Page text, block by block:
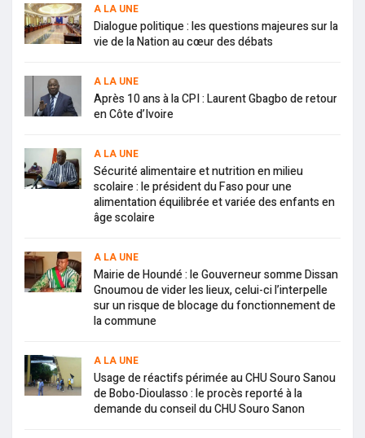
A LA UNE
Dialogue politique : les questions majeures sur la
vie de la Nation au cœur des débats
A LA UNE
Après 10 ans à la CPI : Laurent Gbagbo de retour
en Côte d’Ivoire
A LA UNE
Sécurité alimentaire et nutrition en milieu
scolaire : le président du Faso pour une
alimentation équilibrée et variée des enfants en
âge scolaire
A LA UNE
Mairie de Houndé : le Gouverneur somme Dissan
Gnoumou de vider les lieux, celui-ci l’interpelle
sur un risque de blocage du fonctionnement de
la commune
A LA UNE
Usage de réactifs périmée au CHU Souro Sanou
de Bobo-Dioulasso : le procès reporté à la
demande du conseil du CHU Souro Sanon